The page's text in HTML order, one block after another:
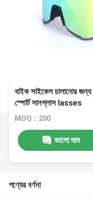
বাইক সাইকেল চালানোর জন্য
স্পোর্ট সানগ্লাস lasses
MOQ：200
ভালো দাম
পণ্যের বর্ণনা